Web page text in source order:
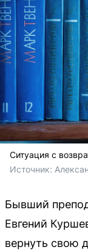
Ситуация с
Источник:
Бывший
Евгений
вернуть свою